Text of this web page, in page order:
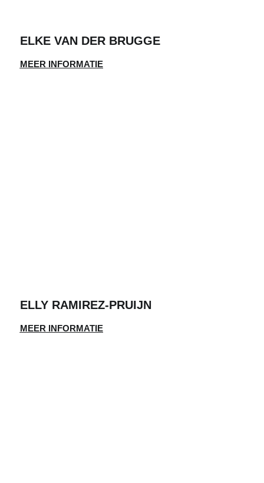
ELKE VAN DER BRUGGE
MEER INFORMATIE
ELLY RAMIREZ-PRUIJN
MEER INFORMATIE